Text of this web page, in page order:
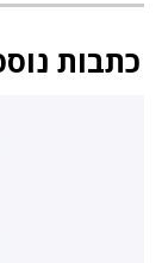
כתבות